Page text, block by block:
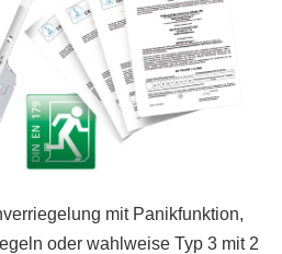
mit Panikfunktion,
oder wahlweise Typ 3 mit 2